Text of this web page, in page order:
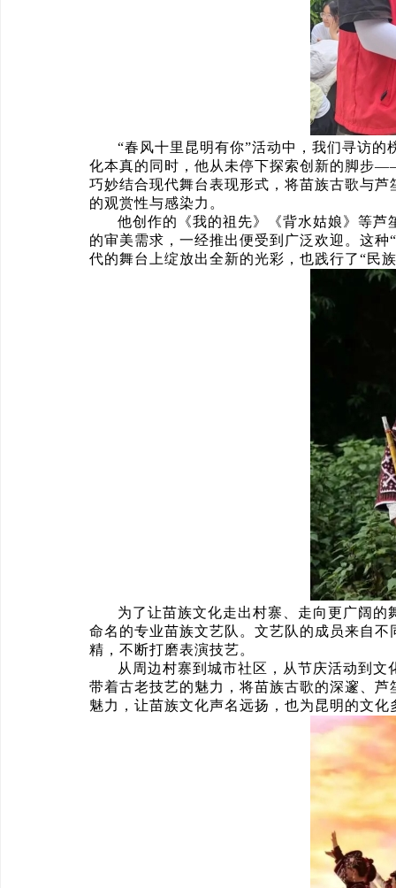
“春风十里昆明有你”活动中，我们寻访
化本真的同时，他从未停下探索创新的脚步
巧妙结合现代舞台表现形式，将苗族古歌与
的观赏性与感染力。
他创作的《我的祖先》《背水姑娘》等
的审美需求，一经推出便受到广泛欢迎。这
代的舞台上绽放出全新的光彩，也践行了“民
为了让苗族文化走出村寨、走向更广阔
命名的专业苗族文艺队。文艺队的成员来自
精，不断打磨表演技艺。
从周边村寨到城市社区，从节庆活动到
带着古老技艺的魅力，将苗族古歌的深邃、
魅力，让苗族文化声名远扬，也为昆明的文